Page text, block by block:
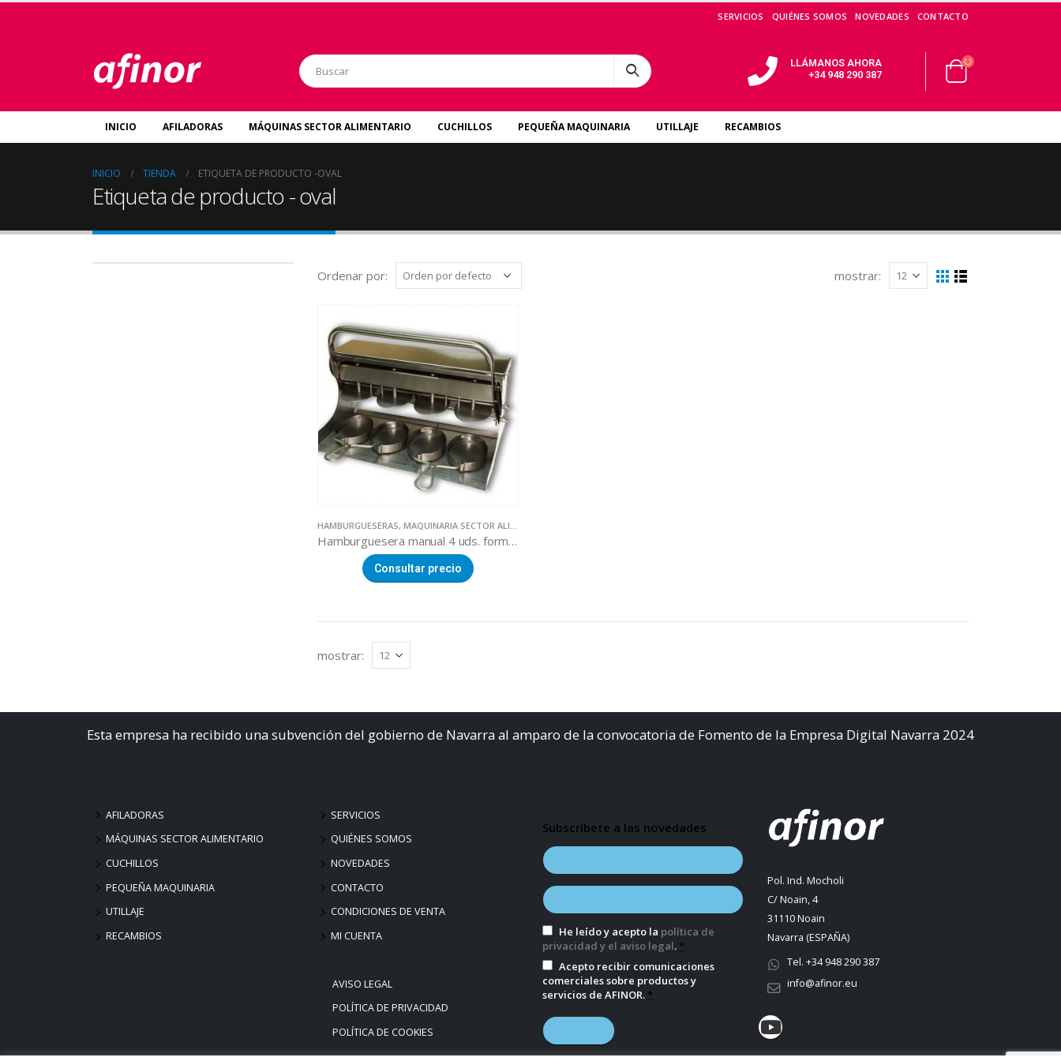
SERVICIOS QUIÉNES SOMOS NOVEDADES CONTACTO
LLÁMANOS AHORA
+34 948 290 387
INICIO AFILADORAS MÁQUINAS SECTOR ALIMENTARIO CUCHILLOS PEQUEÑA MAQUINARIA UTILLAJE RECAMBIOS
INICIO TIENDA ETIQUETA DE PRODUCTO -OVAL
Etiqueta de producto - oval
Ordenar por: mostrar:
HAMBURGUESERAS, MAQUINARIA SECTOR ALIMENTACION
Hamburguesera manual 4 uds. forma oval
Consultar precio
mostrar:
Esta empresa ha recibido una subvención del gobierno de Navarra al amparo de la convocatoria de Fomento de la Empresa Digital Navarra 2024
AFILADORAS
MÁQUINAS SECTOR ALIMENTARIO
CUCHILLOS
PEQUEÑA MAQUINARIA
UTILLAJE
RECAMBIOS
SERVICIOS
QUIÉNES SOMOS
NOVEDADES
CONTACTO
CONDICIONES DE VENTA
MI CUENTA
AVISO LEGAL
POLÍTICA DE PRIVACIDAD
POLÍTICA DE COOKIES
Subscríbete a las novedades
He leído y acepto la política de
privacidad y el aviso legal. *
Acepto recibir comunicaciones
comerciales sobre productos y
servicios de AFINOR. *
Pol. Ind. Mocholi
C/ Noain, 4
31110 Noain
Navarra (ESPAÑA)
Tel. +34 948 290 387
info@afinor.eu